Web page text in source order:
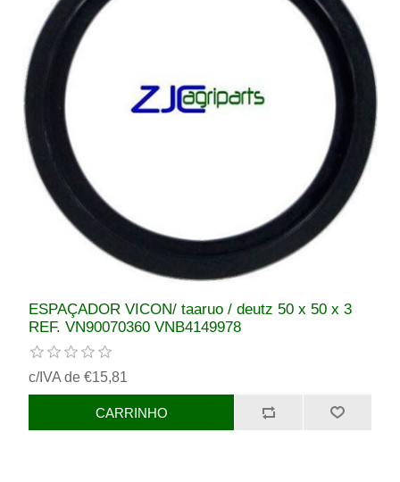
ESPAÇADOR VICON/ taaruo / deutz 50 x 50 x 3
REF. VN90070360 VNB4149978
c/IVA de €15,81